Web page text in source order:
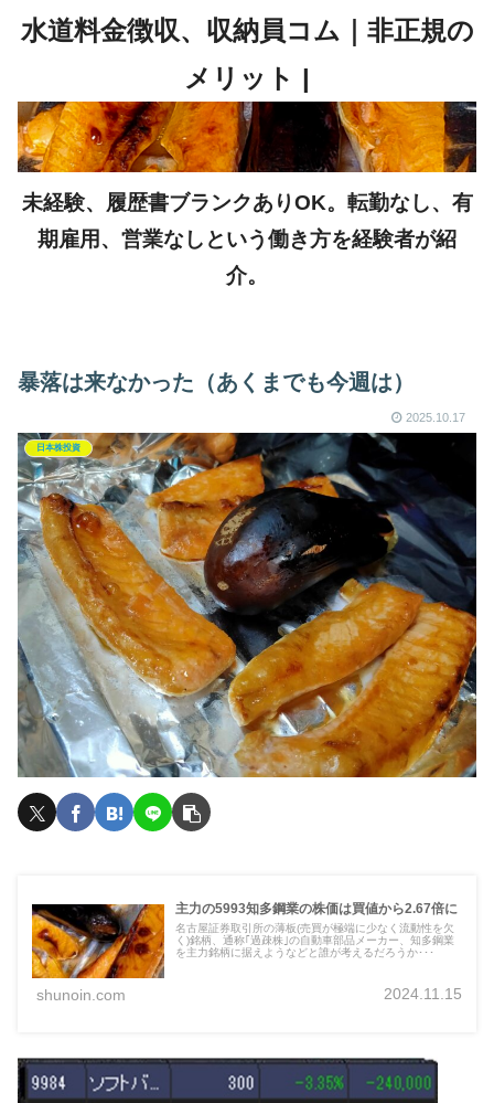
未経験、履歴書ブランクありOK。転勤なし、有
期雇用、営業なしという働き方を経験者が紹
介。
暴落は来なかった（あくまでも今週は）
2025.10.17
日本株投資
主力の5993知多鋼業の株価は買値から2.67倍に
名古屋証券取引所の薄板(売買が極端に少なく流動性を欠
く)銘柄、通称｢過疎株｣の自動車部品メーカー、知多鋼業
を主力銘柄に据えようなどと誰が考えるだろうか･･･
shunoin.com 2024.11.15